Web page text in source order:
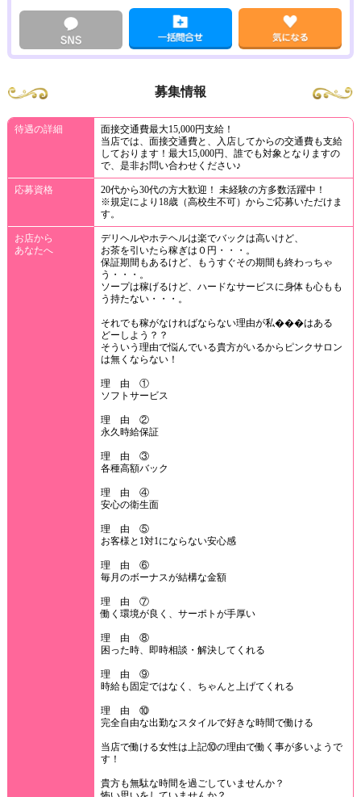
募集情報
待遇の詳細
面接交通費最大15,000円支給！
当店では、面接交通費と、入店してからの交通費も支給
しております！最大15,000円、誰でも対象となりますの
で、是非お問い合わせください♪
応募資格
20代から30代の方大歓迎！ 未経験の方多数活躍中！
※規定により18歳（高校生不可）からご応募いただけま
す。
お店から
あなたへ
デリヘルやホテヘルは楽でバックは高いけど、
お茶を引いたら稼ぎは０円・・・。
保証期間もあるけど、もうすぐその期間も終わっちゃ
う・・・。
ソープは稼げるけど、ハードなサービスに身体も心もも
う持たない・・・。
それでも稼がなければならない理由が私���はある
どーしよう？？
そういう理由で悩んでいる貴方がいるからピンクサロン
は無くならない！
理 由 ①
ソフトサービス
理 由 ②
永久時給保証
理 由 ③
各種高額バック
理 由 ④
安心の衛生面
理 由 ⑤
お客様と1対1にならない安心感
理 由 ⑥
毎月のボーナスが結構な金額
理 由 ⑦
働く環境が良く、サーポトが手厚い
理 由 ⑧
困った時、即時相談・解決してくれる
理 由 ⑨
時給も固定ではなく、ちゃんと上げてくれる
理 由 ⑩
完全自由な出勤なスタイルで好きな時間で働ける
当店で働ける女性は上記⑩の理由で働く事が多いようで
す！
貴方も無駄な時間を過ごしていませんか？